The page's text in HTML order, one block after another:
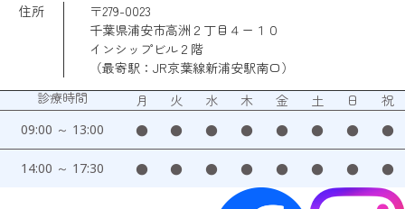
住所
〒279-0023
千葉県浦安市高洲２丁目４ー１０
インシップビル２階
（最寄駅：JR京葉線新浦安駅南口）
診療時間
月 火 水 木 金 土 日 祝
09:00 ～ 13:00 ● ● ● ● ● ● ● ●
14:00 ～ 17:30 ● ● ● ● ● ● ● ●